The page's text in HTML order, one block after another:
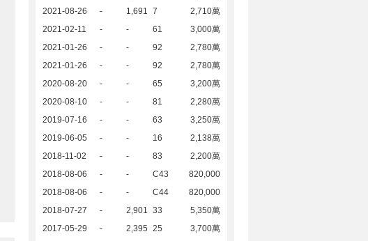
2021-08-26
- 1,691 7
2,710萬
2021-02-11
- - 61
3,000萬
2021-01-26
- - 92
2,780萬
2021-01-26
- - 92
2,780萬
2020-08-20
- - 65
3,200萬
2020-08-10
- - 81
2,280萬
2019-07-16
- - 63
3,250萬
2019-06-05
- - 16
2,138萬
2018-11-02
- - 83
2,200萬
2018-08-06
- - C43
820,000
2018-08-06
- - C44
820,000
2018-07-27
- 2,901 33
5,350萬
2017-05-29
- 2,395 25
3,700萬